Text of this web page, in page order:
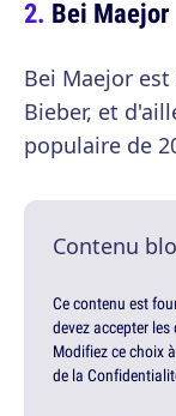
Bei Maejor
Bei Maejor
Bieber, et
populaire de
Contenu
Ce contenu est
devez accepter
Modifiez ce choix
de la